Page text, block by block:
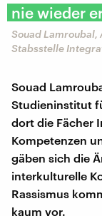
nie wieder
Souad
Stabsstelle
Souad
Studieninstitut
dort die Fächer
Kompetenzen
gäben sich die
interkulturelle
Rassismus
kaum vor.